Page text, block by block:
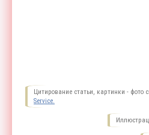
Цитирование статьи, картинки - фото
Service.